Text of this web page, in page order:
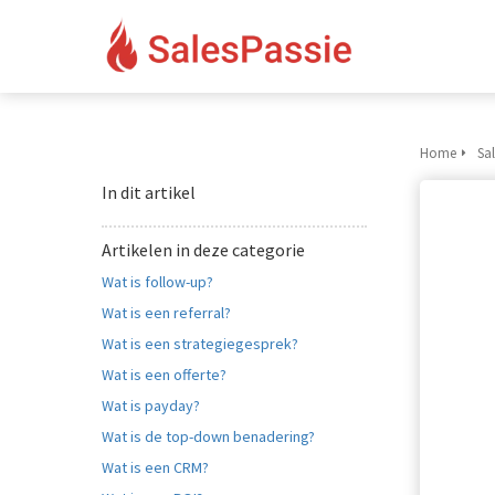
In dit artikel
Artikelen in deze categorie
Wat is follow-up?
Wat is een referral?
Wat is een strategiegesprek?
Wat is een offerte?
Wat is payday?
Wat is de top-down benadering?
Wat is een CRM?
Home